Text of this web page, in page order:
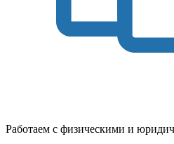
Работаем с физическими и